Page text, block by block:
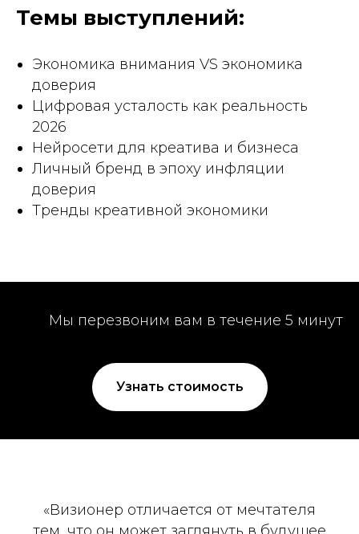
Темы выступлений:
Экономика внимания VS экономика
доверия
Цифровая усталость как реальность
2026
Нейросети для креатива и бизнеса
Личный бренд в эпоху инфляции
доверия
Тренды креативной экономики
Мы перезвоним вам в течение 5 минут
Узнать стоимость
«Визионер отличается от мечтателя
тем, что он может заглянуть в будущее